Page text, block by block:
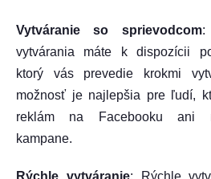
Vytváranie so sprievodcom:
vytvárania máte k dispozícii
ktorý vás prevedie krokmi
možnosť je najlepšia pre ľudí,
reklám na Facebooku ani
kampane.
Rýchle vytváranie: Rýchle